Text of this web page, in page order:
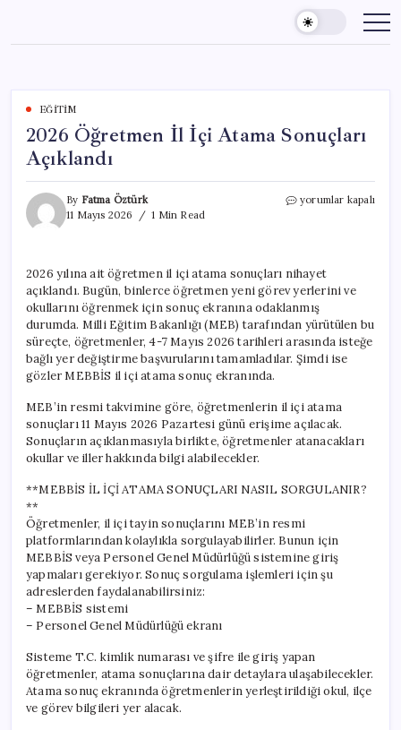
content
EĞITIM
2026 Öğretmen İl İçi Atama Sonuçları
Açıklandı
By Fatma Öztürk
11 Mayıs 2026
1 Min Read
2026
Sonuçları
Açıklandı
için
yorumlar kapalı
2026 yılına ait öğretmen il içi atama sonuçları nihayet
açıklandı. Bugün, binlerce öğretmen yeni görev yerlerini ve
okullarını öğrenmek için sonuç ekranına odaklanmış
durumda. Milli Eğitim Bakanlığı (MEB) tarafından yürütülen bu
süreçte, öğretmenler, 4-7 Mayıs 2026 tarihleri arasında isteğe
bağlı yer değiştirme başvurularını tamamladılar. Şimdi ise
gözler MEBBİS il içi atama sonuç ekranında.
MEB’in resmi takvimine göre, öğretmenlerin il içi atama
sonuçları 11 Mayıs 2026 Pazartesi günü erişime açılacak.
Sonuçların açıklanmasıyla birlikte, öğretmenler atanacakları
okullar ve iller hakkında bilgi alabilecekler.
**MEBBİS İL İÇİ ATAMA SONUÇLARI NASIL SORGULANIR?
**
Öğretmenler, il içi tayin sonuçlarını MEB’in resmi
platformlarından kolaylıkla sorgulayabilirler. Bunun için
MEBBİS veya Personel Genel Müdürlüğü sistemine giriş
yapmaları gerekiyor. Sonuç sorgulama işlemleri için şu
adreslerden faydalanabilirsiniz:
– MEBBİS sistemi
– Personel Genel Müdürlüğü ekranı
Sisteme T.C. kimlik numarası ve şifre ile giriş yapan
öğretmenler, atama sonuçlarına dair detaylara ulaşabilecekler.
Atama sonuç ekranında öğretmenlerin yerleştirildiği okul, ilçe
ve görev bilgileri yer alacak.